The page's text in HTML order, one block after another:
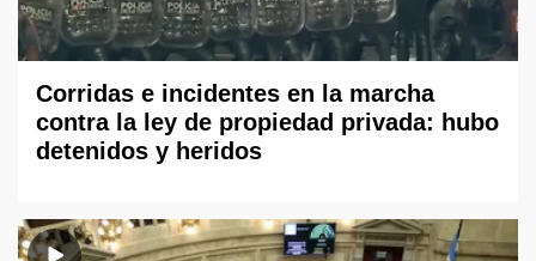
Corridas e incidentes en la marcha
contra la ley de propiedad privada: hubo
detenidos y heridos